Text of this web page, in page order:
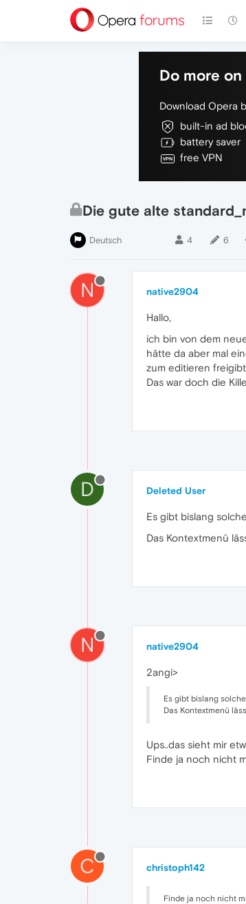
Do more
Download Opera
built-in ad
battery saver
free VPN
Die gute alte
Deutsch 4 6
N native2904
Hallo,
ich bin von dem
hätte da aber mal
zum editieren
Das war doch die
D Deleted User
Es gibt bislang
Das Kontextmenü
N native2904
2angi>
Es gibt bislang
Das Kontextmenü
Ups..das sieht mir
Finde ja noch nicht
C christoph142
Finde ja noch nicht